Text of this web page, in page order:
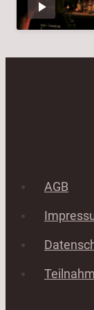
AGB